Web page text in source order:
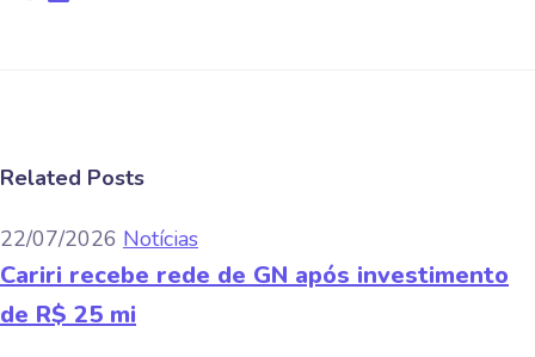
Related Posts
22/07/2026 Notícias
Cariri recebe rede de GN após investimento
de R$ 25 mi